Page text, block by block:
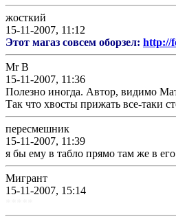
жосткий
15-11-2007, 11:12
Этот магаз совсем оборзел: http://
Mr B
15-11-2007, 11:36
Полезно иногда. Автор, видимо
Так что хвосты прижать все-таки
пересмешник
15-11-2007, 11:39
я бы ему в табло прямо там же в
Мигрант
15-11-2007, 15:14